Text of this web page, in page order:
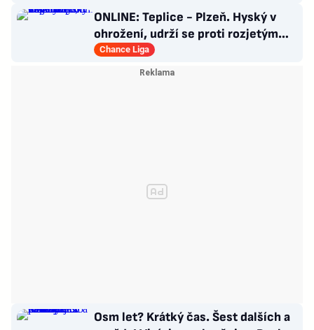
ONLINE: Teplice - Plzeň. Hyský v
ohrožení, udrží se proti rozjetým
Severočechům?
Chance Liga
Osm let? Krátký čas. Šest dalších a